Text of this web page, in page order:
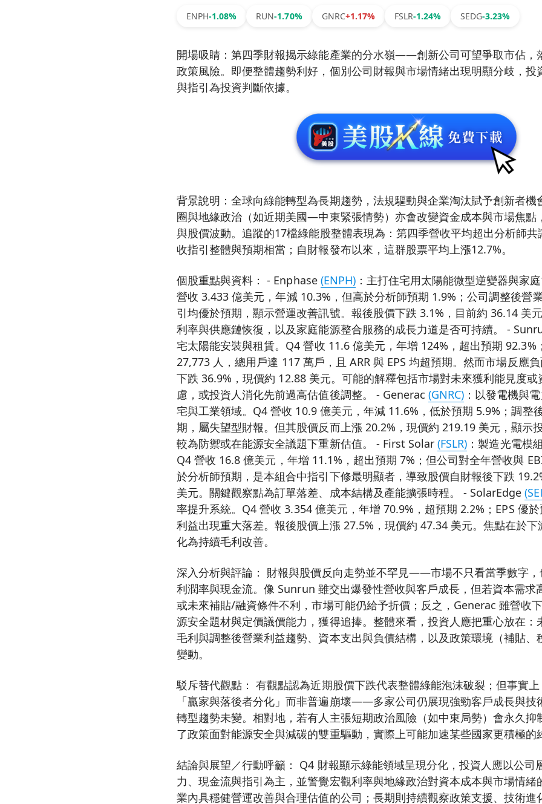
ENPH-1.08% RUN-1.70% GNRC+1.17% FSLR-1.24% SEDG-3.23%
開場吸睛：第四季財報揭示綠能產業的分水嶺——創新公司可望爭取市佔，
政策風險。即便整體趨勢利好，個別公司財報與市場情緒出現明顯分歧，投
與指引為投資判斷依據。
背景說明：全球向綠能轉型為長期趨勢，法規驅動與企業淘汰賦予創新者機
圈與地緣政治（如近期美國—中東緊張情勢）亦會改變資金成本與市場焦點
與股價波動。追蹤的17檔綠能股整體表現為：第四季營收平均超出分析師共
收指引整體與預期相當；自財報發布以來，這群股票平均上漲12.7%。
個股重點與資料： - Enphase (ENPH)：主打住宅用太陽能微型逆變器與家
營收 3.433 億美元，年減 10.3%，但高於分析師預期 1.9%；公司調整後營
引均優於預期，顯示營運改善訊號。報後股價下跌 3.1%，目前約 36.14 美
利率與供應鏈恢復，以及家庭能源整合服務的成長力道是否可持續。 -
宅太陽能安裝與租賃。Q4 營收 11.6 億美元，年增 124%，超出預期 92.3%
27,773 人，總用戶達 117 萬戶，且 ARR 與 EPS 均超預期。然而市場反應
下跌 36.9%，現價約 12.88 美元。可能的解釋包括市場對未來獲利能見度
慮，或投資人消化先前過高估值後調整。 - Generac(GNRC) ：以發電機與
宅與工業領域。Q4 營收 10.9 億美元，年減 11.6%，低於預期 5.9%；調整
期，屬失望型財報。但其股價反而上漲 20.2%，現價約 219.19 美元，顯示
較為防禦或在能源安全議題下重新估值。 - First Solar(FSLR) ：製造光電模
Q4 營收 16.8 億美元，年增 11.1%，超出預期 7%；但公司對全年營收與
於分析師預期，是本組合中指引下修最明顯者，導致股價自財報後下跌
美元。關鍵觀察點為訂單落差、成本結構及產能擴張時程。 - SolarEdge
率提升系統。Q4 營收 3.354 億美元，年增 70.9%，超預期 2.2%；EPS 優
利益出現重大落差。報後股價上漲 27.5%，現價約 47.34 美元。焦點在於
化為持續毛利改善。
深入分析與評論： 財報與股價反向走勢並不罕見——市場不只看當季數字
利潤率與現金流。像 Sunrun 雖交出爆發性營收與客戶成長，但若資本需求
或未來補貼/融資條件不利，市場可能仍給予折價；反之，Generac 雖營收
源安全題材與定價議價能力，獲得追捧。整體來看，投資人應把重心放在：
毛利與調整後營業利益趨勢、資本支出與負債結構，以及政策環境（補貼、
變動。
駁斥替代觀點： 有觀點認為近期股價下跌代表整體綠能泡沫破裂；但事實
「贏家與落後者分化」而非普遍崩壞——多家公司仍展現強勁客戶成長與技
轉型趨勢未變。相對地，若有人主張短期政治風險（如中東局勢）會永久抑
了政策面對能源安全與減碳的雙重驅動，實際上可能加速某些國家更積極的
結論與展望／行動呼籲： Q4 財報顯示綠能領域呈現分化，投資人應以公司
力、現金流與指引為主，並警覺宏觀利率與地緣政治對資本成本與市場情緒
業內具穩健營運改善與合理估值的公司；長期則持續觀察政策支援、技術進